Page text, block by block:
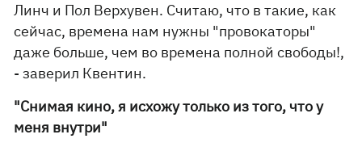
Линч и Пол Верхувен. Считаю, что в такие, как
сейчас, времена нам нужны "провокаторы"
даже больше, чем во времена полной свободы!,
- заверил Квентин.
"Снимая кино, я исхожу только из того, что у
меня внутри"